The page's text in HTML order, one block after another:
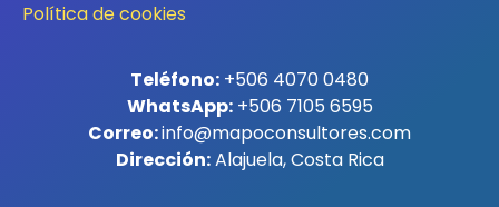
Teléfono: +506 4070 0480
WhatsApp:+506 7105 6595
Correo:info@mapoconsultores.com
Dirección:Alajuela, Costa Rica
Política de cookies